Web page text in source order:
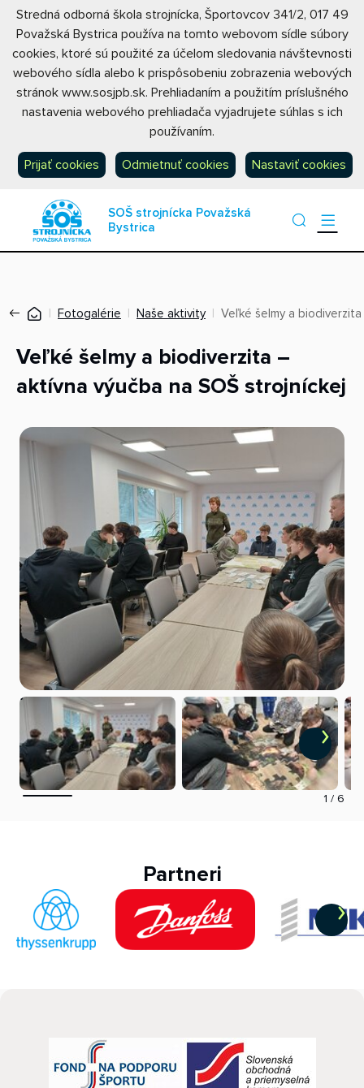
Stredná odborná škola strojnícka, Športovcov 341/2, 017 49
Považská Bystrica používa na tomto webovom sídle súbory
cookies, ktoré sú použité za účelom sledovania návštevnosti
webového sídla alebo k prispôsobeniu zobrazenia webových
stránok www.sosjpb.sk. Prehliadaním a použitím príslušného
nastavenia webového prehliadača vyjadrujete súhlas s ich
používaním.
Prijať cookies Odmietnuť cookies Nastaviť cookies
SOŠ strojnícka Považská
Bystrica
Fotogalérie Naše aktivity Veľké šelmy a
Veľké šelmy a biodiverzita –
aktívna výučba na SOŠ strojníckej
1 / 6
Partneri